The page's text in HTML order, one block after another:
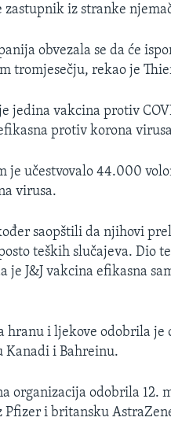
zastupnik iz stranke
obvezala se da će
tromjesečju, rekao je
je jedina vakcina protiv
protiv korona
je učestvovalo 44.000
virusa.
saopštili da njihovi
teških slučajeva. Dio
je J&J vakcina efikasna
hranu i ljekove odobrila
Kanadi i Bahreinu.
organizacija odobrila 12.
Pfizer i britansku